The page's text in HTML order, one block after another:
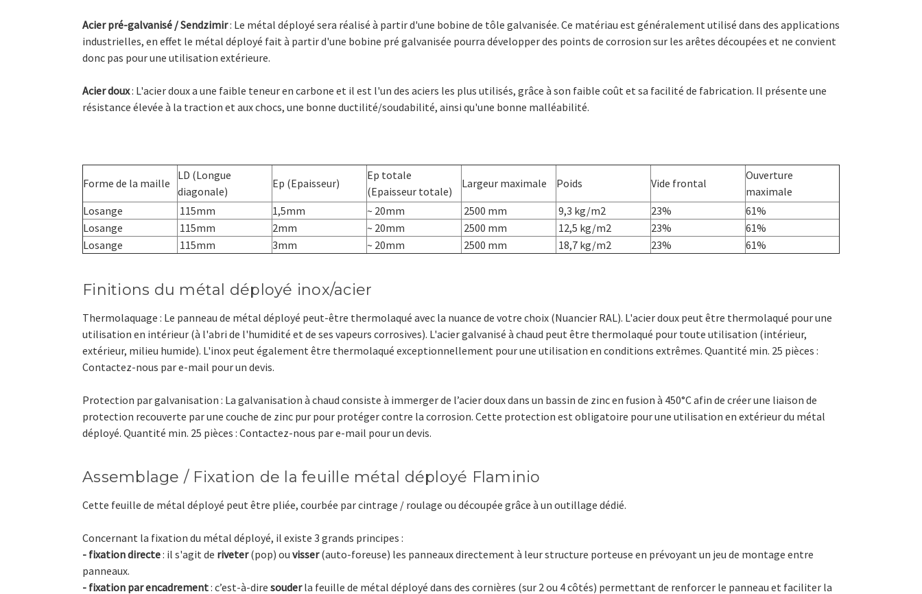
Acier pré-galvanisé / Sendzimir: Le métal déployé sera réalisé à partir d'une bobine de tôle galvanisée. Ce matériau est généralement utilisé dans des applications
industrielles, en effet le métal déployé fait à partir d'une bobine pré galvanisée pourra développer des points de corrosion sur les arêtes découpées et ne convient
donc pas pour une utilisation extérieure.
Acier doux: L'acier doux a une faible teneur en carbone et il est l'un des aciers les plus utilisés, grâce à son faible coût et sa facilité de fabrication. Il présente une
résistance élevée à la traction et aux chocs, une bonne ductilité/soudabilité, ainsi qu'une bonne malléabilité.
Forme de la maille
LD (Longue
diagonale)
Ep (Epaisseur)
Ep totale
(Epaisseur totale)
Largeur maximale Poids Vide frontal
Ouverture
maximale
Losange
115mm 1,5mm ~ 20mm 2500 mm 9,3 kg/m2 23%
61%
Losange
115mm 2mm ~ 20mm 2500 mm 12,5 kg/m2 23%
61%
Losange
115mm 3mm ~ 20mm 2500 mm 18,7 kg/m2 23% 61%
Finitions du métal déployé inox/acier
Thermolaquage : Le panneau de métal déployé peut-être thermolaqué avec la nuance de votre choix (Nuancier RAL). L'acier doux peut être thermolaqué pour une
utilisation en intérieur (à l'abri de l'humidité et de ses vapeurs corrosives). L'acier galvanisé à chaud peut être thermolaqué pour toute utilisation (intérieur,
extérieur, milieu humide). L'inox peut également être thermolaqué exceptionnellement pour une utilisation en conditions extrêmes. Quantité min. 25 pièces :
Contactez-nous par e-mail pour un devis.
Protection par galvanisation : La galvanisation à chaud consiste à immerger de l’acier doux dans un bassin de zinc en fusion à 450°C afin de créer une liaison de
protection recouverte par une couche de zinc pur pour protéger contre la corrosion. Cette protection est obligatoire pour une utilisation en extérieur du métal
déployé. Quantité min. 25 pièces : Contactez-nous par e-mail pour un devis.
Assemblage / Fixation de la feuille métal déployé Flaminio
Cette feuille de métal déployé peut être pliée, courbée par cintrage / roulage ou découpée grâce à un outillage dédié.
Concernant la fixation du métal déployé, il existe 3 grands principes :
- fixation directe: il s'agit de riveter(pop) ou visser(auto-foreuse) les panneaux directement à leur structure porteuse en prévoyant un jeu de montage entre
panneaux.
- fixation par encadrement: c’est-à-dire souderla feuille de métal déployé dans des cornières (sur 2 ou 4 côtés) permettant de renforcer le panneau et faciliter la